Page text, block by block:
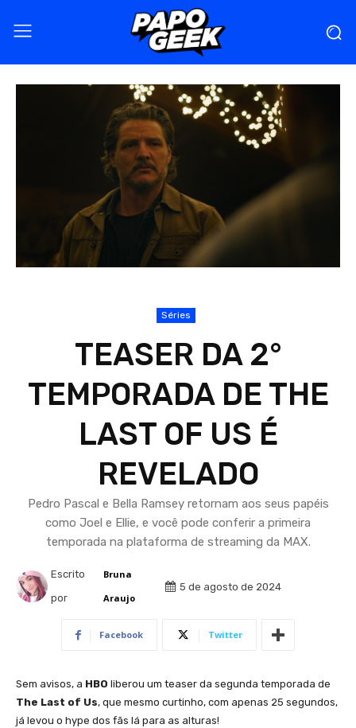
Séries
TEASER DA 2°
TEMPORADA DE THE
LAST OF US É
REVELADO
Pedro Pascal e Bella Ramsey retornam aos seus papéis
como Joel e Ellie, e você pode conferir a primeira
temporada na plataforma de streaming da MAX.
Escrito
por
Bruna
Araujo
5 de agosto de 2024
Facebook Twitter
Sem avisos, a HBO liberou um teaser da segunda temporada de
The Last of Us, que mesmo curtinho, com apenas 25 segundos,
já levou o hype dos fãs lá para as alturas!